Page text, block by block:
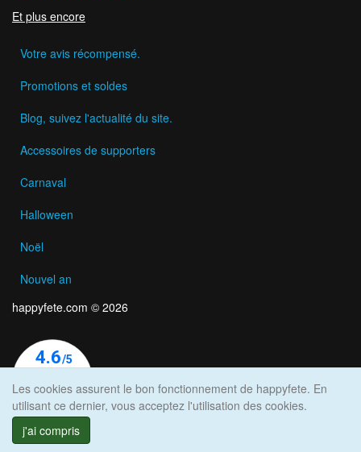
Et plus encore
Votre avis récompensé.
Promotions et soldes
Blog, suivez l'actualité du site.
Accessoires de supporters
Carnaval
Halloween
Noël
Nouvel an
happyfete.com © 2026
Les cookies assurent le bon fonctionnement de happyfete. En
utilisant ce dernier, vous acceptez l'utilisation des cookies.
j'ai compris